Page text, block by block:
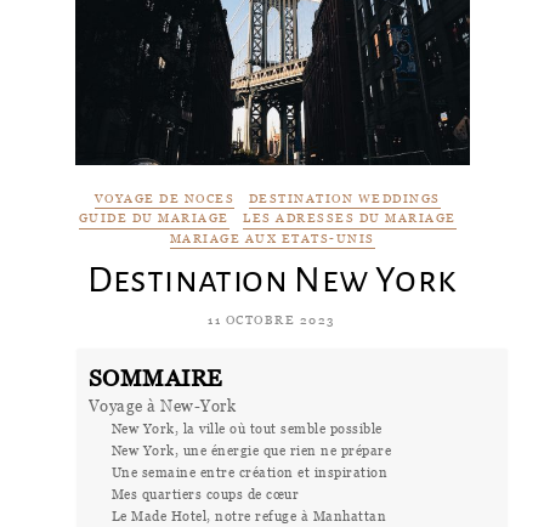
VOYAGE DE NOCES
DESTINATION WEDDINGS
GUIDE DU MARIAGE
LES ADRESSES DU MARIAGE
MARIAGE AUX ETATS-UNIS
Destination New York
11 OCTOBRE 2023
SOMMAIRE
Voyage à New-York
New York, la ville où tout semble possible
New York, une énergie que rien ne prépare
Une semaine entre création et inspiration
Mes quartiers coups de cœur
Le Made Hotel, notre refuge à Manhattan